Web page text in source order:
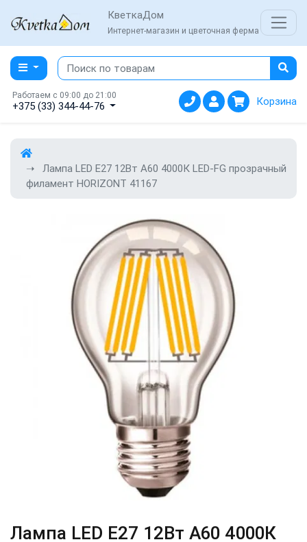
КветкаДом
Интернет-магазин и цветочная ферма
Работаем с 09:00 до 21:00
+375 (33) 344-44-76 Корзина
Лампа LED E27 12Вт А60 4000К LED-FG прозрачный
филамент HORIZONT 41167
Лампа LED E27 12Вт А60 4000К